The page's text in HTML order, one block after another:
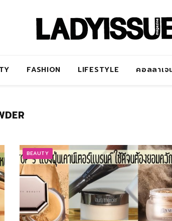
FASHION LIFESTYLE คอลลาเ
BEAUTY